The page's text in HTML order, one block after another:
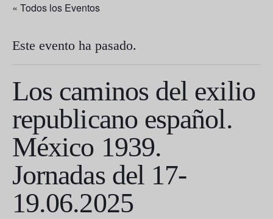
« Todos los Eventos
Este evento ha pasado.
Los caminos del exilio
republicano español.
México 1939.
Jornadas del 17-
19.06.2025